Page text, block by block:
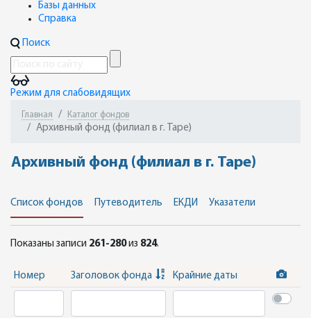
Базы данных
Справка
Поиск
Режим для слабовидящих
Главная Каталог фондов
Архивный фонд (филиал в г. Таре)
Архивный фонд (филиал в г. Таре)
Список фондов Путеводитель ЕКДИ Указатели
Показаны записи 261-280из 824.
Номер Заголовок фонда Крайние даты